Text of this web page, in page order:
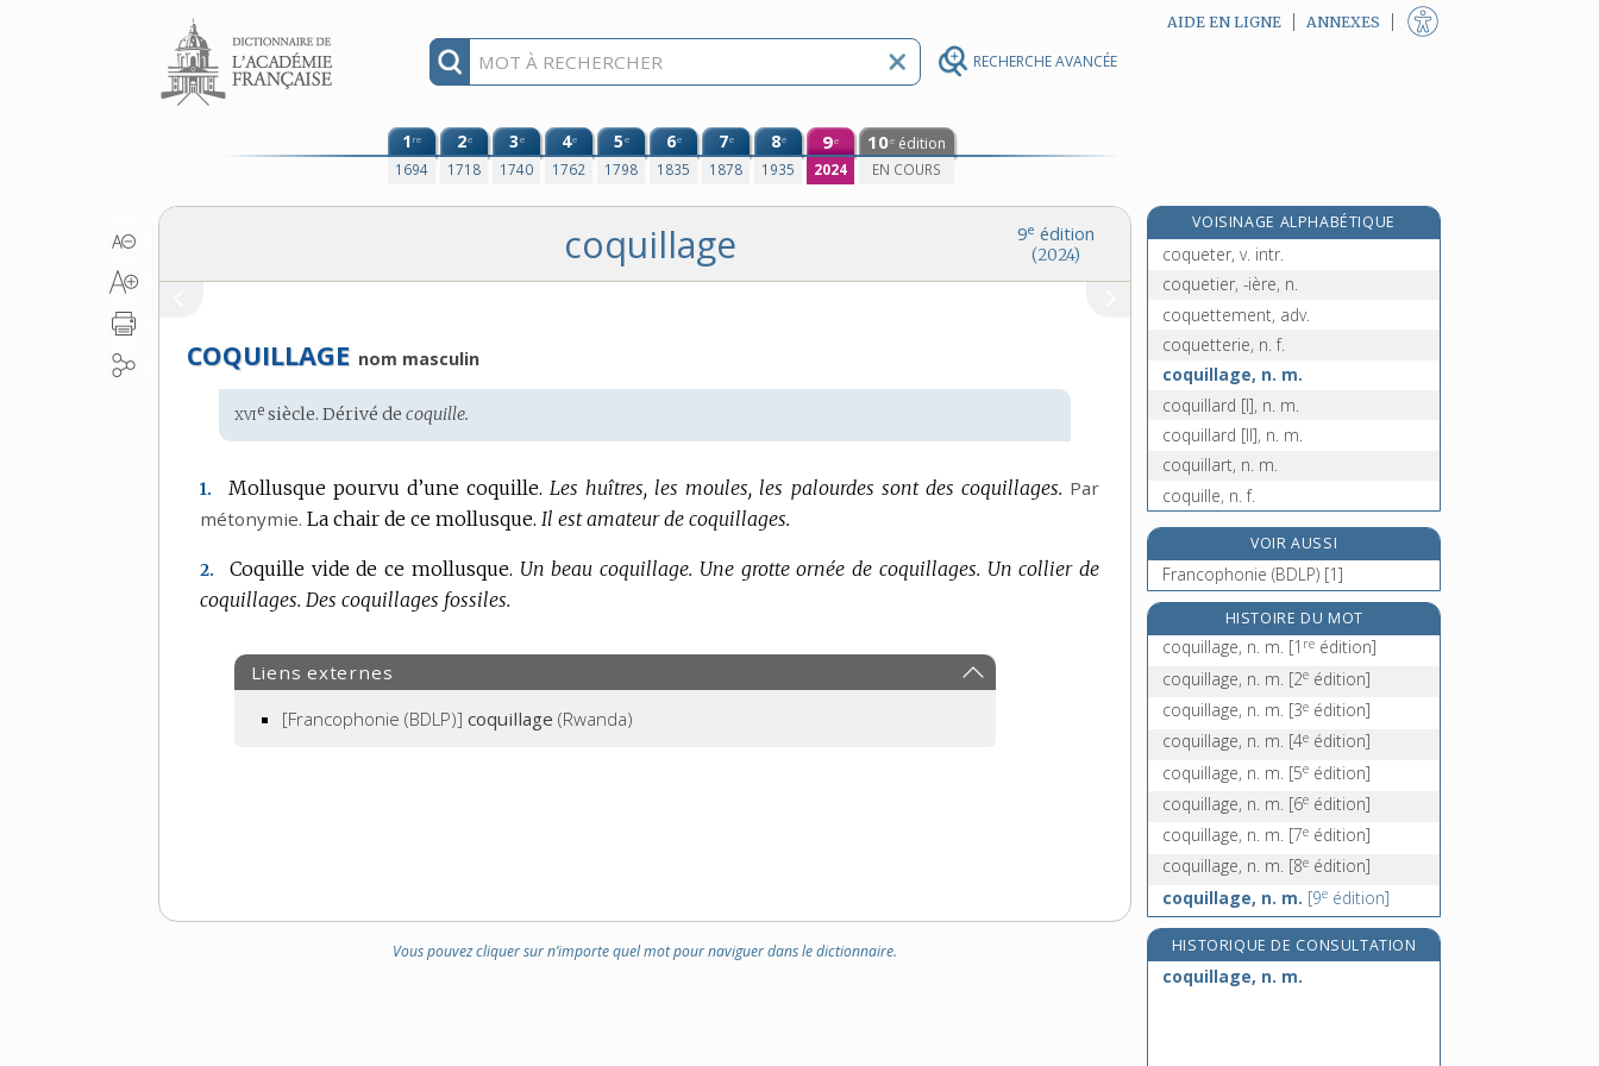
RECHERCHE AVANCÉE
Aller au contenu AIDE EN LIGNE ANNEXES
1re
1694
2e
1718
3e
1740
4e
1762
5e
1798
6e
1835
7e
1878
8e
1935
9e
2024
10e édition
EN COURS
9e édition
(2024)
coquillage
COQUILLAGE nom masculin
Étymologie
:
xvie siècle. Dérivé decoquille.
1. Mollusque pourvu d’une coquille. Les huîtres, les moules, les palourdes sont des coquillages. Par
métonymie. La chair de ce mollusque. Il est amateur de coquillages.
2. Coquille vide de ce mollusque. Un beau coquillage. Une grotte ornée de coquillages. Un collier de
coquillages. Des coquillages fossiles.
Liens externes
[Francophonie (BDLP)] coquillage (Rwanda)
Vous pouvez cliquer sur n’importe quel mot pour naviguer dans le dictionnaire.
VOISINAGE ALPHABÉTIQUE
coquet, -ette, adj. et n. f.
coqueter, v. intr.
coquetier, -ière, n.
coquettement, adv.
coquetterie, n. f.
coquillage, n. m.
coquillard [I], n. m.
coquillard [II], n. m.
coquillart, n. m.
coquille, n. f.
coquillette, n. f.
coquillier, -ière, adj. et n.
coquin, -ine, adj. et n.
coquinerie, n. f.
cor [I], n. m.
VOIR AUSSI
Francophonie (BDLP) [1]
HISTOIRE DU MOT
coquillage, n. m. [1 re édition]
coquillage, n. m. [2e édition]
coquillage, n. m. [3e édition]
coquillage, n. m. [4e édition]
coquillage, n. m. [5e édition]
coquillage, n. m. [6e édition]
coquillage, n. m. [7e édition]
coquillage, n. m. [8e édition]
coquillage, n. m. [9e édition]
HISTORIQUE DE CONSULTATION
coquillage, n. m.